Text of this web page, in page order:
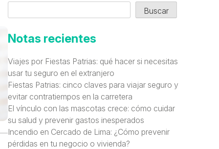
Buscar
Notas recientes
Viajes por Fiestas Patrias: qué hacer si necesitas
usar tu seguro en el extranjero
Fiestas Patrias: cinco claves para viajar seguro y
evitar contratiempos en la carretera
El vínculo con las mascotas crece: cómo cuidar
su salud y prevenir gastos inesperados
Incendio en Cercado de Lima: ¿Cómo prevenir
pérdidas en tu negocio o vivienda?